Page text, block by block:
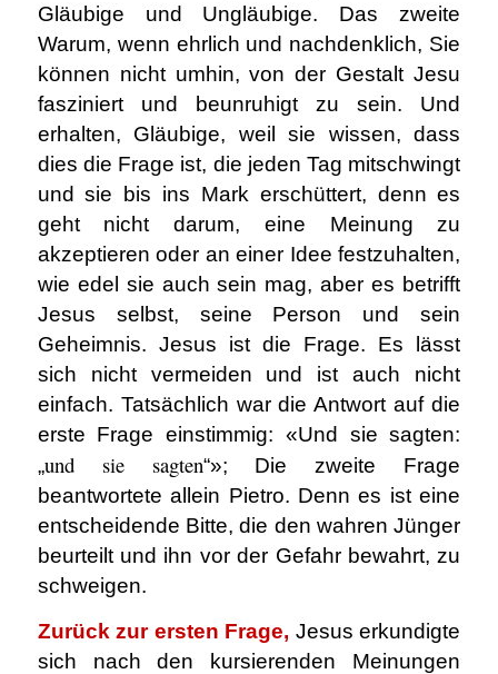
Gläubige und Ungläubige. Das zweite
Warum, wenn ehrlich und nachdenklich, Sie
können nicht umhin, von der Gestalt Jesu
fasziniert und beunruhigt zu sein. Und
erhalten, Gläubige, weil sie wissen, dass
dies die Frage ist, die jeden Tag mitschwingt
und sie bis ins Mark erschüttert, denn es
geht nicht darum, eine Meinung zu
akzeptieren oder an einer Idee festzuhalten,
wie edel sie auch sein mag, aber es betrifft
Jesus selbst, seine Person und sein
Geheimnis. Jesus ist die Frage. Es lässt
sich nicht vermeiden und ist auch nicht
einfach. Tatsächlich war die Antwort auf die
erste Frage einstimmig: «Und sie sagten:
„und sie sagten“»; Die zweite Frage
beantwortete allein Pietro. Denn es ist eine
entscheidende Bitte, die den wahren Jünger
beurteilt und ihn vor der Gefahr bewahrt, zu
schweigen.
Zurück zur ersten Frage, Jesus erkundigte
sich nach den kursierenden Meinungen